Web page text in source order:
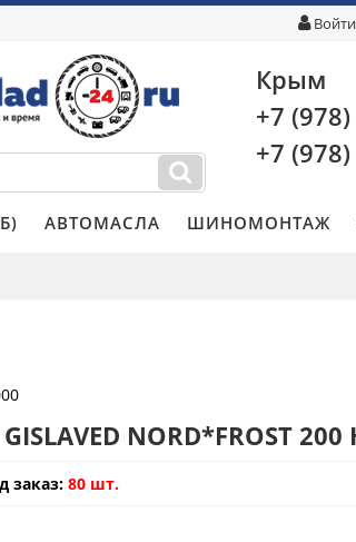
Крым
+7 (978)
+7 (978)
АВТОМАСЛА ШИНОМОНТАЖ
NORD*FROST 200
заказ: 80 шт.